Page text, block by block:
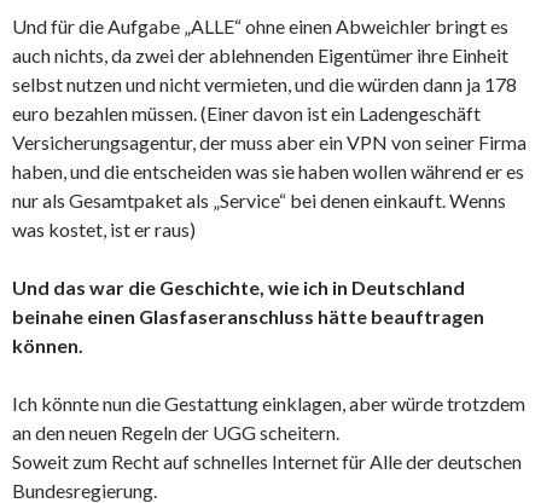
Und für die Aufgabe „ALLE“ ohne einen Abweichler bringt es
auch nichts, da zwei der ablehnenden Eigentümer ihre Einheit
selbst nutzen und nicht vermieten, und die würden dann ja 178
euro bezahlen müssen. (Einer davon ist ein Ladengeschäft
Versicherungsagentur, der muss aber ein VPN von seiner Firma
haben, und die entscheiden was sie haben wollen während er es
nur als Gesamtpaket als „Service“ bei denen einkauft. Wenns
was kostet, ist er raus)
Und das war die Geschichte, wie ich in Deutschland
beinahe einen Glasfaseranschluss hätte beauftragen
können.
Ich könnte nun die Gestattung einklagen, aber würde trotzdem
an den neuen Regeln der UGG scheitern.
Soweit zum Recht auf schnelles Internet für Alle der deutschen
Bundesregierung.